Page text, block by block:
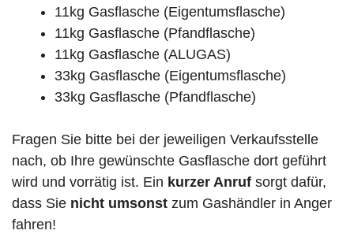
11kg Gasflasche (Eigentumsflasche)
11kg Gasflasche (Pfandflasche)
11kg Gasflasche (ALUGAS)
33kg Gasflasche (Eigentumsflasche)
33kg Gasflasche (Pfandflasche)
Fragen Sie bitte bei der jeweiligen Verkaufsstelle
nach, ob Ihre gewünschte Gasflasche dort geführt
wird und vorrätig ist. Ein kurzer Anruf sorgt dafür,
dass Sie nicht umsonst zum Gashändler in Anger
fahren!